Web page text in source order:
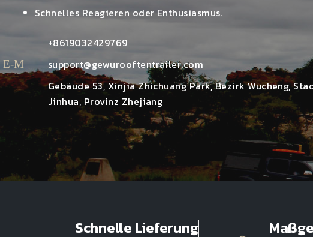
Schnelles Reagieren oder Enthusiasmus.
+8619032429769
E-Mailsupport@gewurooftentrailer.com
Gebäude 53, Xinjia Zhichuang Park, Bezirk Wucheng,
Jinhua, Provinz Zhejiang
Schnelle Lieferung